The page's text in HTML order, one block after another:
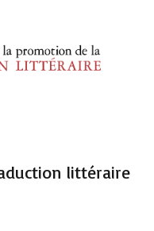
littéraire